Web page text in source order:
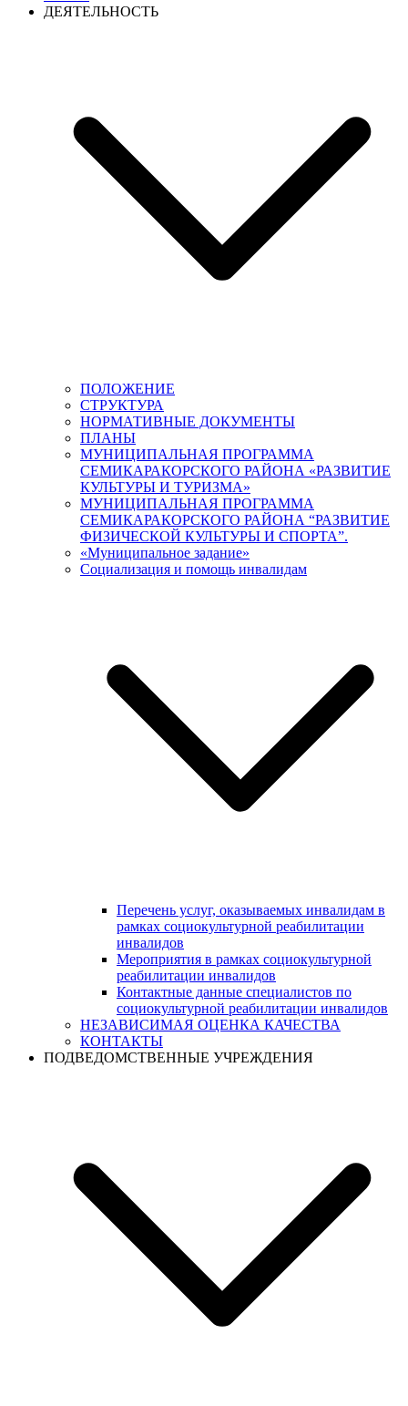
ДЕЯТЕЛЬНОСТЬ
ПОЛОЖЕНИЕ
СТРУКТУРА
НОРМАТИВНЫЕ ДОКУМЕНТЫ
ПЛАНЫ
МУНИЦИПАЛЬНАЯ ПРОГРАММА
СЕМИКАРАКОРСКОГО РАЙОНА «РАЗВИТИЕ
КУЛЬТУРЫ И ТУРИЗМА»
МУНИЦИПАЛЬНАЯ ПРОГРАММА
СЕМИКАРАКОРСКОГО РАЙОНА “РАЗВИТИЕ
ФИЗИЧЕСКОЙ КУЛЬТУРЫ И СПОРТА”.
«Муниципальное задание»
Социализация и помощь инвалидам
Перечень услуг, оказываемых инвалидам в
рамках социокультурной реабилитации
инвалидов
Мероприятия в рамках социокультурной
реабилитации инвалидов
Контактные данные специалистов по
социокультурной реабилитации инвалидов
НЕЗАВИСИМАЯ ОЦЕНКА КАЧЕСТВА
КОНТАКТЫ
ПОДВЕДОМСТВЕННЫЕ УЧРЕЖДЕНИЯ